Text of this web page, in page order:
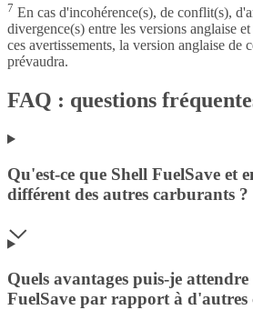
7 En cas d'incohérence(s), de conflit(s),
divergence(s) entre les versions anglaise
ces avertissements, la version anglaise de
prévaudra.
FAQ : questions
Qu'est-ce que Shell FuelSave et
différent des autres carburants ?
Quels avantages puis-je
FuelSave par rapport à d'autres